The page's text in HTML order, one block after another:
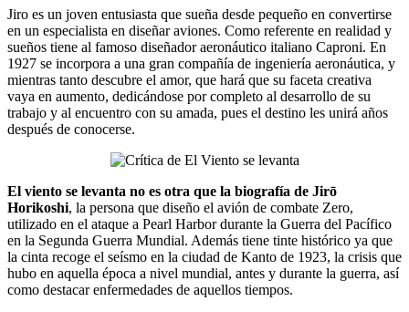
Jiro es un joven entusiasta que sueña desde pequeño en convertirse
en un especialista en diseñar aviones. Como referente en realidad y
sueños tiene al famoso diseñador aeronáutico italiano Caproni. En
1927 se incorpora a una gran compañía de ingeniería aeronáutica, y
mientras tanto descubre el amor, que hará que su faceta creativa
vaya en aumento, dedicándose por completo al desarrollo de su
trabajo y al encuentro con su amada, pues el destino les unirá años
después de conocerse.
El viento se levanta no es otra que la biografía de Jirō
Horikoshi, la persona que diseño el avión de combate Zero,
utilizado en el ataque a Pearl Harbor durante la Guerra del Pacífico
en la Segunda Guerra Mundial. Además tiene tinte histórico ya que
la cinta recoge el seísmo en la ciudad de Kanto de 1923, la crisis que
hubo en aquella época a nivel mundial, antes y durante la guerra, así
como destacar enfermedades de aquellos tiempos.